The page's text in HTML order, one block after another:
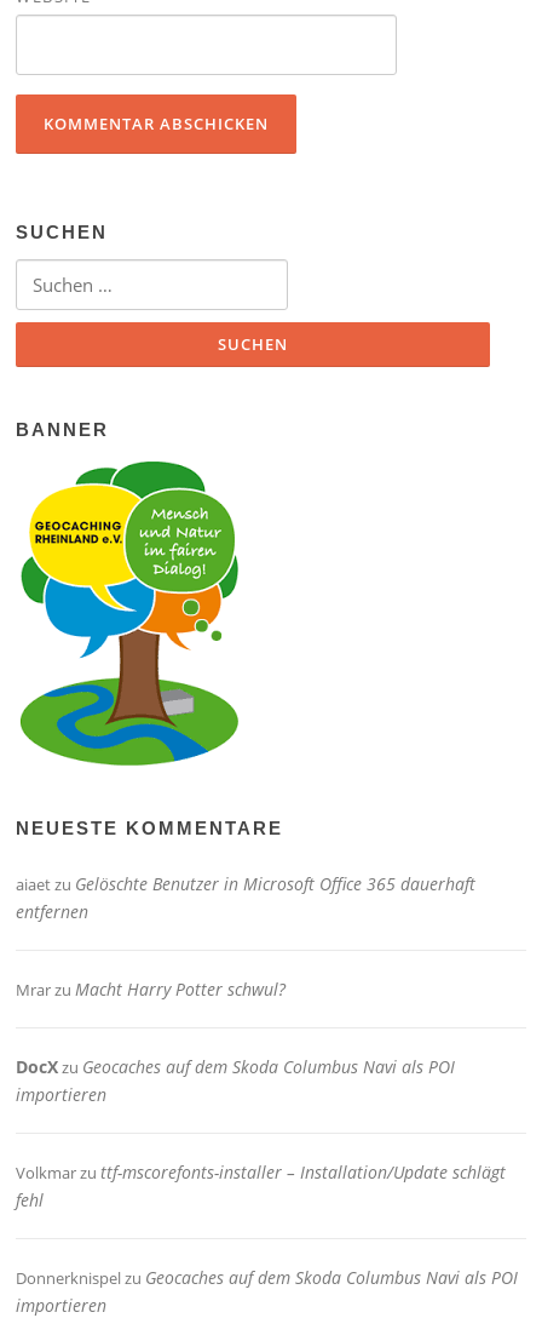
SUCHEN
Suchen nach:
BANNER
NEUESTE KOMMENTARE
aiaetzu Gelöschte Benutzer in Microsoft Office 365 dauerhaft
entfernen
MrarzuMacht Harry Potter schwul?
DocXzu Geocaches auf dem Skoda Columbus Navi als POI
importieren
Volkmarzuttf-mscorefonts-installer – Installation/Update schlägt
fehl
Donnerknispelzu Geocaches auf dem Skoda Columbus Navi als POI
importieren